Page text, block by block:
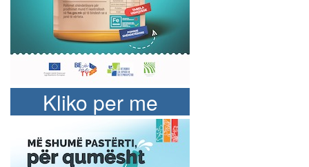
Kliko per me
shume